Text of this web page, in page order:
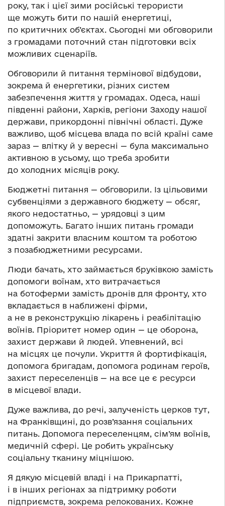
року, так і цієї зими російські терористи
ще можуть бити по нашій енергетиці,
по критичних об’єктах. Сьогодні ми обговорили
з громадами поточний стан підготовки всіх
можливих сценаріїв.
Обговорили й питання термінової відбудови,
зокрема й енергетики, різних систем
забезпечення життя у громадах. Одеса, наші
південні райони, Харків, регіони Заходу нашої
держави, прикордонні північні області. Дуже
важливо, щоб місцева влада по всій країні саме
зараз — влітку й у вересні — була максимально
активною в усьому, що треба зробити
до холодних місяців року.
Бюджетні питання — обговорили. Із цільовими
субвенціями з державного бюджету — обсяг,
якого недостатньо, — урядовці з цим
допоможуть. Багато інших питань громади
здатні закрити власним коштом та роботою
з позабюджетними ресурсами.
Люди бачать, хто займається бруківкою замість
допомоги воїнам, хто витрачається
на ботоферми замість дронів для фронту, хто
вкладається в наближені фірми,
а не в реконструкцію лікарень і реабілітацію
воїнів. Пріоритет номер один — це оборона,
захист держави й людей. Упевнений, всі
на місцях це почули. Укриття й фортифікація,
допомога бригадам, допомога родинам героїв,
захист переселенців — на все це є ресурси
в місцевої влади.
Дуже важлива, до речі, залученість церков тут,
на Франківщині, до розв’язання соціальних
питань. Допомога переселенцям, сім’ям воїнів,
медичній сфері. Це робить українську
соціальну тканину міцнішою.
Я дякую місцевій владі і на Прикарпатті,
і в інших регіонах за підтримку роботи
підприємств, зокрема релокованих. Кожне